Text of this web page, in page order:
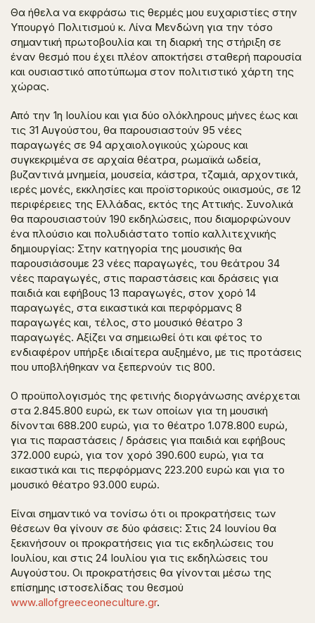
Θα ήθελα να εκφράσω τις θερμές μου ευχαριστίες στην
Υπουργό Πολιτισμού κ. Λίνα Μενδώνη για την τόσο
σημαντική πρωτοβουλία και τη διαρκή της στήριξη σε
έναν θεσμό που έχει πλέον αποκτήσει σταθερή παρουσία
και ουσιαστικό αποτύπωμα στον πολιτιστικό χάρτη της
χώρας.
Από την 1η Ιουλίου και για δύο ολόκληρους μήνες έως και
τις 31 Αυγούστου, θα παρουσιαστούν 95 νέες
παραγωγές σε 94 αρχαιολογικούς χώρους και
συγκεκριμένα σε αρχαία θέατρα, ρωμαϊκά ωδεία,
βυζαντινά μνημεία, μουσεία, κάστρα, τζαμιά, αρχοντικά,
ιερές μονές, εκκλησίες και προϊστορικούς οικισμούς, σε 12
περιφέρειες της Ελλάδας, εκτός της Αττικής. Συνολικά
θα παρουσιαστούν 190 εκδηλώσεις, που διαμορφώνουν
ένα πλούσιο και πολυδιάστατο τοπίο καλλιτεχνικής
δημιουργίας: Στην κατηγορία της μουσικής θα
παρουσιάσουμε 23 νέες παραγωγές, του θεάτρου 34
νέες παραγωγές, στις παραστάσεις και δράσεις για
παιδιά και εφήβους 13 παραγωγές, στον χορό 14
παραγωγές, στα εικαστικά και περφόρμανς 8
παραγωγές και, τέλος, στο μουσικό θέατρο 3
παραγωγές. Αξίζει να σημειωθεί ότι και φέτος το
ενδιαφέρον υπήρξε ιδιαίτερα αυξημένο, με τις προτάσεις
που υποβλήθηκαν να ξεπερνούν τις 800.
Ο προϋπολογισμός της φετινής διοργάνωσης ανέρχεται
στα 2.845.800 ευρώ, εκ των οποίων για τη μουσική
δίνονται 688.200 ευρώ, για το θέατρο 1.078.800 ευρώ,
για τις παραστάσεις / δράσεις για παιδιά και εφήβους
372.000 ευρώ, για τον χορό 390.600 ευρώ, για τα
εικαστικά και τις περφόρμανς 223.200 ευρώ και για το
μουσικό θέατρο 93.000 ευρώ.
Είναι σημαντικό να τονίσω ότι οι προκρατήσεις των
θέσεων θα γίνουν σε δύο φάσεις: Στις 24 Ιουνίου θα
ξεκινήσουν οι προκρατήσεις για τις εκδηλώσεις του
Ιουλίου, και στις 24 Ιουλίου για τις εκδηλώσεις του
Αυγούστου. Οι προκρατήσεις θα γίνονται μέσω της
επίσημης ιστοσελίδας του θεσμού
www.allofgreeceoneculture.gr.